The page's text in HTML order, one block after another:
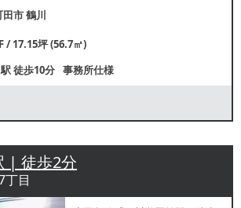
田市鶴川
/ 17.15坪 (56.7㎡)
徒歩10分 事務所仕様
| 徒歩2分
丁目